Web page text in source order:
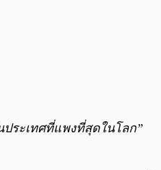
ระเทศที่แพงที่สุดในโลก”